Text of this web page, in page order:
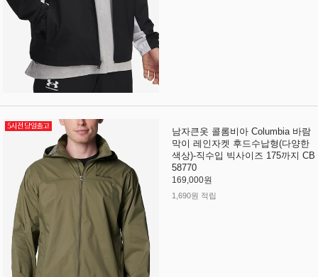
남자큰옷 콜롬비아 Columbia 바람
막이 레인자켓 후드수납형(다양한
색상)-직수입 빅사이즈 175까지 CB
58770
169,000원
1,690원 적립